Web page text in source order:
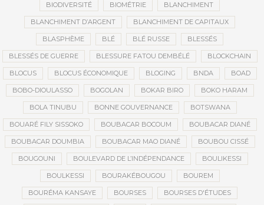
BIODIVERSITÉ BIOMÉTRIE BLANCHIMENT
BLANCHIMENT D’ARGENT BLANCHIMENT DE CAPITAUX
BLASPHÈME BLÉ BLÉ RUSSE BLESSÉS
BLESSÉS DE GUERRE BLESSURE FATOU DEMBÉLÉ BLOCKCHAIN
BLOCUS BLOCUS ÉCONOMIQUE BLOGING BNDA BOAD
BOBO-DIOULASSO BOGOLAN BOKAR BIRO BOKO HARAM
BOLA TINUBU BONNE GOUVERNANCE BOTSWANA
BOUARÉ FILY SISSOKO BOUBACAR BOCOUM BOUBACAR DIANÉ
BOUBACAR DOUMBIA BOUBACAR MAO DIANÉ BOUBOU CISSÉ
BOUGOUNI BOULEVARD DE L’INDÉPENDANCE BOULIKESSI
BOULKESSI BOURAKÉBOUGOU BOUREM
BOURÉMA KANSAYE BOURSES BOURSES D'ÉTUDES